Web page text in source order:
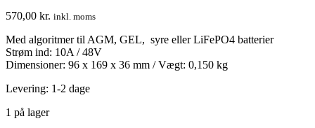
570,00 kr. inkl. moms
Med algoritmer til AGM, GEL, syre eller LiFePO4 batterier
Strøm ind: 10A / 48V
Dimensioner: 96 x 169 x 36 mm / Vægt: 0,150 kg
Levering: 1-2 dage
1 på lager